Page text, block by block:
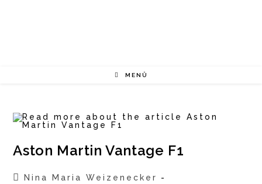
MENÜ
Aston Martin Vantage F1
Beitrags-
Nina Maria Weizenecker